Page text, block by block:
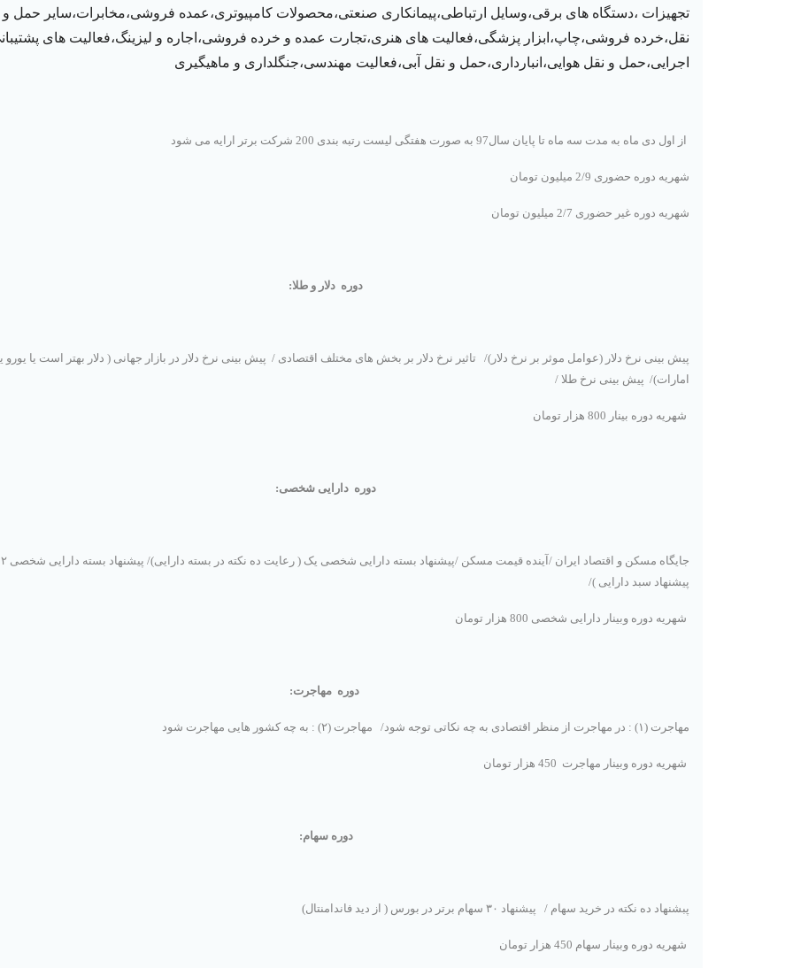
تجهیزات ،دستگاه های برقی،وسایل ارتباطی،پیمانکاری صنعتی،محصولات کامپیوتری،عمده فروشی،مخابرات،سایر حمل و
نقل،خرده فروشی،چاپ،ابزار پزشگی،فعالیت های هنری،تجارت عمده و خرده فروشی،اجاره و لیزینگ،فعالیت های
اجرایی،حمل و نقل هوایی،انبارداری،حمل و نقل آبی،فعالیت مهندسی،جنگلداری و ماهیگیری
از اول دی ماه به مدت سه ماه تا پایان سال97 به صورت هفتگی لیست رتبه بندی 200 شرکت برتر ارایه می شود
شهریه دوره حضوری 2/9 میلیون تومان
شهریه دوره غیر حضوری 2/7 میلیون تومان
دوره دلار و طلا:
پیش بینی نرخ دلار (عوامل موثر بر نرخ دلار (
/ تاثیر نرخ دلار بر بخش های مختلف اقتصادی / پیش بینی نرخ دلار در بازار جهانی ( دلار بهتر است یا یورو
امارات)/ پیش بینی نرخ طلا /
شهریه دوره بینار 800 هزار تومان
دوره دارایی شخصی:
جایگاه مسکن و اقتصاد ایران / آینده قیمت مسکن /پیشنهاد بسته دارایی شخصی یک ( رعایت ده نکته در بسته دارایی)/
پیشنهاد سبد دارایی )/
شهریه دوره وبینار دارایی شخصی 800 هزار تومان
دوره مهاجرت:
مهاجرت (١) : در مهاجرت از منظر اقتصادی به چه نکاتی توجه شود/ مهاجرت (٢) : به چه کشور هایی مهاجرت شود
شهریه دوره وبینار مهاجرت 450 هزار تومان
دوره سهام:
پبشنهاد ده نکته در خرید سهام / پیشنهاد ٣٠ سهام برتر در بورس ( از دید فاندامنتال)
شهریه دوره وبینار سهام 450 هزار تومان